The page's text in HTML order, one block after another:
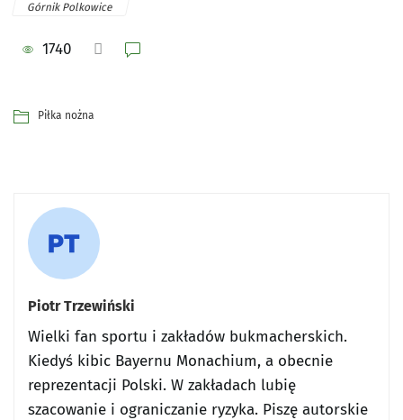
Górnik Polkowice
1740
Piłka nożna
Piotr Trzewiński
Wielki fan sportu i zakładów bukmacherskich.
Kiedyś kibic Bayernu Monachium, a obecnie
reprezentacji Polski. W zakładach lubię
szacowanie i ograniczanie ryzyka. Piszę autorskie